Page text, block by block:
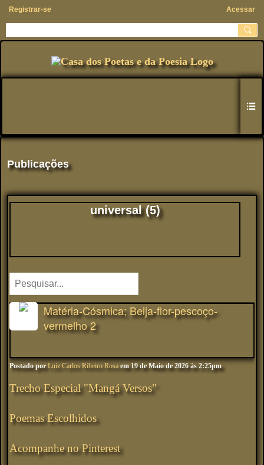
Registrar-se Acessar
Publicações
universal (5)
Matéria-Cósmica; Beija-flor-pescoço-
vermelho 2
Postado porLuiz Carlos Ribeiro Rosa em 19 de Maio de 2026 às 2:25pm
Trecho Especial "Mangá Versos"
Poemas Escolhidos
Acompanhe no Pinterest